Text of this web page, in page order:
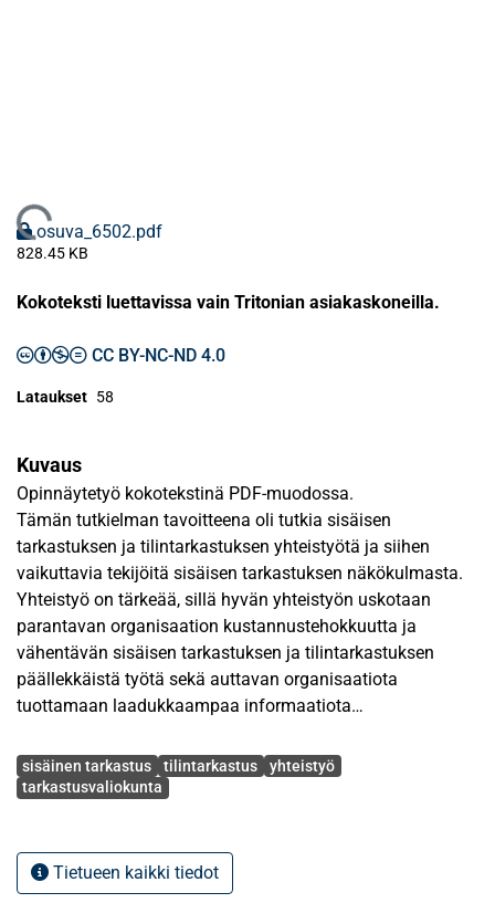
Ladataan...osuva_6502.pdf
828.45 KB
Kokoteksti luettavissa vain Tritonian asiakaskoneilla.
CC BY-NC-ND 4.0
Lataukset 58
Kuvaus
Opinnäytetyö kokotekstinä PDF-muodossa.
Tämän tutkielman tavoitteena oli tutkia sisäisen
tarkastuksen ja tilintarkastuksen yhteistyötä ja siihen
vaikuttavia tekijöitä sisäisen tarkastuksen näkökulmasta.
Yhteistyö on tärkeää, sillä hyvän yhteistyön uskotaan
parantavan organisaation kustannustehokkuutta ja
vähentävän sisäisen tarkastuksen ja tilintarkastuksen
päällekkäistä työtä sekä auttavan organisaatiota
tuottamaan laadukkaampaa informaatiota
Teoriaosassa käytiin läpi tutkimuksia, jotka olivat
viisi hypoteesia, joilla oletettiin olevan positiivinen vaikutus
yhteistyöhön. Tutkielmassa tutkittiin sisäisen
Avainsanat
sisäinen tarkastus tilintarkastus
yhteistyö
tarkastusvaliokunta
Tietueen kaikki tiedot